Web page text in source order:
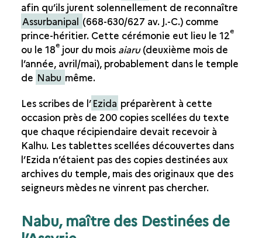
UN CENTRE ADMINISTRATIF
LE CONSERVATOIRE DES SERMENTS
LES ADÊ D’ASSARHADDON
L’EZIDA, LIEU DES SERMENTS
LES SCEAUX
afin qu’ils jurent solennellement de reconnaître
Assurbanipal (668-630/627 av. J.-C.) comme
prince-héritier. Cette cérémonie eut lieu le 12e
ou le 18ejour du mois aiaru(deuxième mois de
l’année, avril/mai), probablement dans le temple
de Nabu même.
Les scribes de l’Ezida préparèrent à cette
occasion près de 200 copies scellées du texte
que chaque récipiendaire devait recevoir à
Kalhu. Les tablettes scellées découvertes dans
l’Ezida n’étaient pas des copies destinées aux
archives du temple, mais des originaux que des
seigneurs mèdes ne vinrent pas chercher.
Nabu, maître des Destinées de